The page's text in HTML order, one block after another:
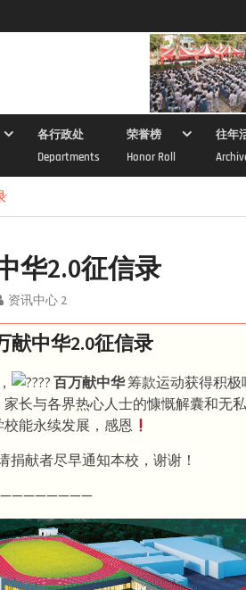
各行政处
Departments
荣誉榜
Honor Roll
往年
华2.0征信录
资讯中心 2
献中华2.0征信录
百万献中华筹款运动获得积
家长与各界热心人士的慷慨解囊和无私
能永续发展，感恩
捐献者尽早通知本校，谢谢！
—————